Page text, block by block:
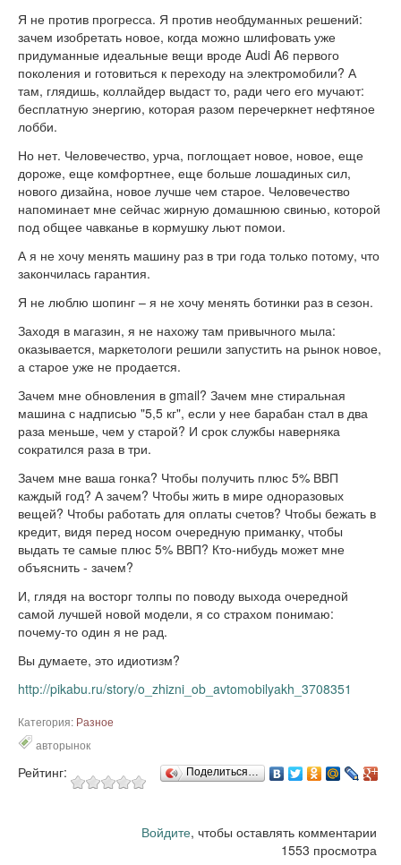
Я не против прогресса. Я против необдуманных решений:
зачем изобретать новое, когда можно шлифовать уже
придуманные идеальные вещи вроде Audi A6 первого
поколения и готовиться к переходу на электромобили? А
там, глядишь, коллайдер выдаст то, ради чего его мучают:
бесплатную энергию, которая разом перечеркнет нефтяное
лобби.
Но нет. Человечество, урча, поглощает новое, новое, еще
дороже, еще комфортнее, еще больше лошадиных сил,
нового дизайна, новое лучше чем старое. Человечество
напоминает мне сейчас жирную домашнюю свинью, которой
под общее чавканье в кормушку льют помои.
А я не хочу менять машину раз в три года только потому, что
закончилась гарантия.
Я не люблю шопинг – я не хочу менять ботинки раз в сезон.
Заходя в магазин, я не нахожу там привычного мыла:
оказывается, маркетологи решили запустить на рынок новое,
а старое уже не продается.
Зачем мне обновления в gmail? Зачем мне стиральная
машина с надписью "5,5 кг", если у нее барабан стал в два
раза меньше, чем у старой? И срок службы наверняка
сократился раза в три.
Зачем мне ваша гонка? Чтобы получить плюс 5% ВВП
каждый год? А зачем? Чтобы жить в мире одноразовых
вещей? Чтобы работать для оплаты счетов? Чтобы бежать в
кредит, видя перед носом очередную приманку, чтобы
выдать те самые плюс 5% ВВП? Кто-нибудь может мне
объяснить - зачем?
И, глядя на восторг толпы по поводу выхода очередной
самой лучшей новой модели, я со страхом понимаю:
почему-то один я не рад.
Вы думаете, это идиотизм?
http://pikabu.ru/story/o_zhizni_ob_avtomobilyakh_3708351
Категория: Разное
авторынок
Рейтинг: Поделиться…
Войдите, чтобы оставлять комментарии
1553 просмотра